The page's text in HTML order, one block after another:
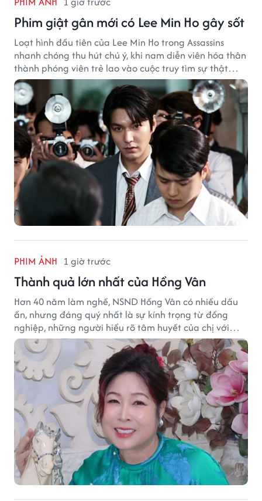
Phim giật gân mới có Lee Min Ho gây sốt
Loạt hình đầu tiên của Lee Min Ho trong Assassins
nhanh chóng thu hút chú ý, khi nam diễn viên hóa thân
thành phóng viên trẻ lao vào cuộc truy tìm sự thật
phía sau một vụ ám sát gây chấn động Hàn Quốc.
PHIM ẢNH 1 giờ trước
Thành quả lớn nhất của Hồng Vân
Hơn 40 năm làm nghề, NSND Hồng Vân có nhiều dấu
ấn, nhưng đáng quý nhất là sự kính trọng từ đồng
nghiệp, những người hiểu rõ tâm huyết của chị với
nghệ thuật.